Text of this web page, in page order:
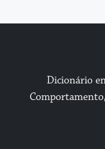
Dicionário